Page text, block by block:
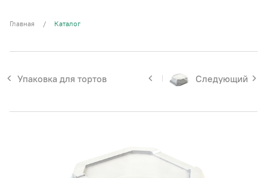
Главная / Каталог
Упаковка для тортов Следующий